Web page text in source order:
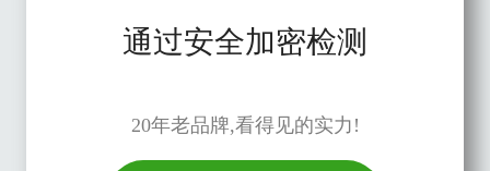
通过安全加密检测
20年老品牌,看得见的实力!